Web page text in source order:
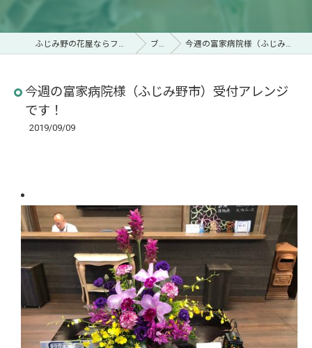
ふじみ野の花屋ならフラワーショップ 花のん ブログ 今週の富家病院様（ふじみ野市）受付アレンジです！
今週の富家病院様（ふじみ野市）受付アレンジ
です！
2019/09/09